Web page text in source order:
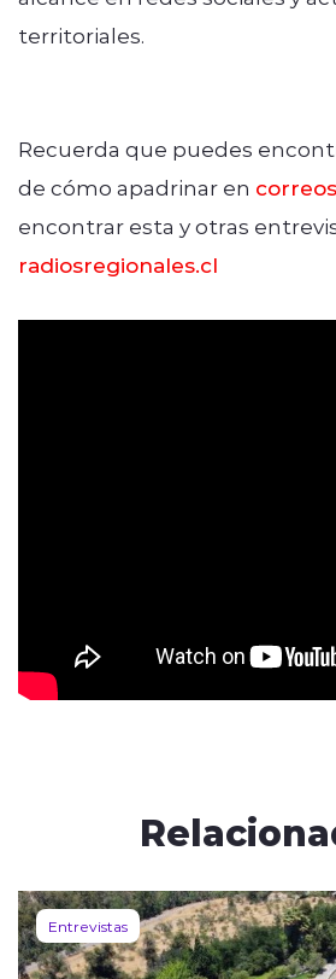
territoriales.
Recuerda que puedes
de cómo apadrinar en
encontrar esta y otras
radiosregionales.cl
Entrevistas